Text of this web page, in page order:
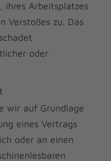
ihres Arbeitsplatzes
Verstoßes zu. Das
oder
wir auf Grundlage
eines Vertrags
oder an einen